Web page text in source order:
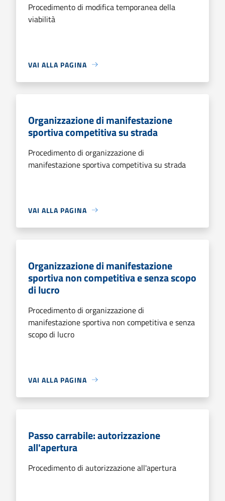
Procedimento di modifica temporanea della
viabilità
VAI ALLA PAGINA
Organizzazione di manifestazione
sportiva competitiva su strada
Procedimento di organizzazione di
manifestazione sportiva competitiva su strada
VAI ALLA PAGINA
Organizzazione di manifestazione
sportiva non competitiva e senza scopo
di lucro
Procedimento di organizzazione di
manifestazione sportiva non competitiva e senza
scopo di lucro
VAI ALLA PAGINA
Passo carrabile: autorizzazione
all'apertura
Procedimento di autorizzazione all'apertura